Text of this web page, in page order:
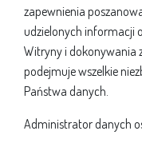
zapewnienia
udzielonych informacji
Witryny i dokonywania
podejmuje wszelkie
Państwa danych.
Administrator danych